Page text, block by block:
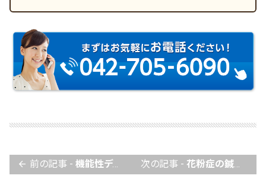
arrow_back 前の記事 - 機能性ディスペプシアでお悩みの方へ 次の記事 - 花粉症の鍼灸施術について